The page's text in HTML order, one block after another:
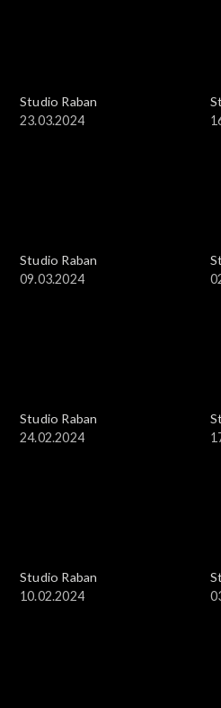
Studio Raban
23.03.2024
Studio Raban
09.03.2024
Studio Raban
24.02.2024
Studio Raban
10.02.2024